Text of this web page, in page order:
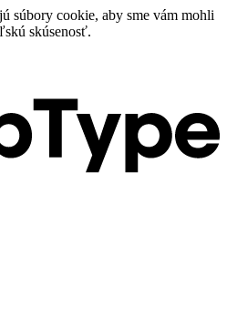
súbory cookie, aby sme vám mohli
skúsenosť.